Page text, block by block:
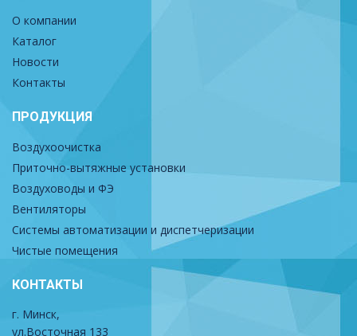
О компании
Каталог
Новости
Контакты
ПРОДУКЦИЯ
Воздухоочистка
Приточно-вытяжные установки
Воздуховоды и ФЭ
Вентиляторы
Системы автоматизации и диспетчеризации
Чистые помещения
КОНТАКТЫ
г. Минск,
ул.Восточная 133